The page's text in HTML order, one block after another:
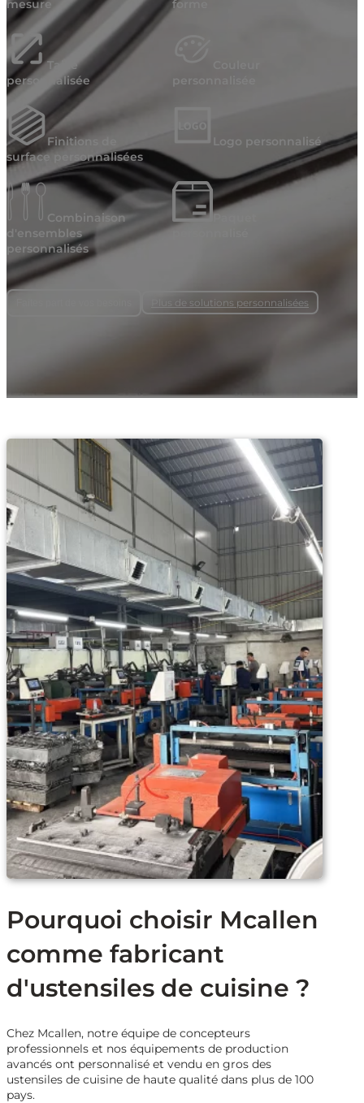
mesure
forme
Taille
personnalisée
Finitions de
surface personnalisées
Logo personnalisé
Combinaison
d'ensembles
personnalisés
Paquet
Plus de solutions personnalisées
Pourquoi choisir Mcallen
comme fabricant
d'ustensiles de cuisine ?
Chez Mcallen, notre équipe de concepteurs
professionnels et nos équipements de production
avancés ont personnalisé et vendu en gros des
ustensiles de cuisine de haute qualité dans plus de 100
pays.